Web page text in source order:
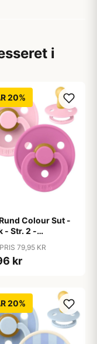
i
20%
Colour Sut -
- Str. 2 -
79,95 KR
kr
20%